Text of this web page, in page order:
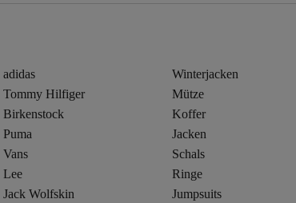
adidas
Tommy Hilfiger
Birkenstock
Puma
Vans
Lee
Jack Wolfskin
Winterjacken
Mütze
Koffer
Jacken
Schals
Ringe
Jumpsuits